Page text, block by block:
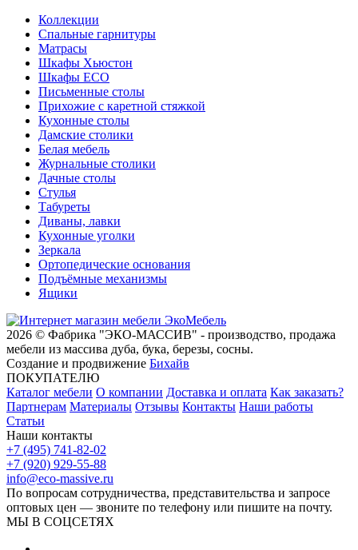
Коллекции
Спальные гарнитуры
Матрасы
Шкафы Хьюстон
Шкафы ECO
Письменные столы
Прихожие с каретной стяжкой
Кухонные столы
Дамские столики
Белая мебель
Журнальные столики
Дачные столы
Стулья
Табуреты
Диваны, лавки
Кухонные уголки
Зеркала
Ортопедические основания
Подъёмные механизмы
Ящики
2026 © Фабрика "ЭКО-МАССИВ" - производство, продажа
мебели из массива дуба, бука, березы, сосны.
Создание и продвижение Бихайв
ПОКУПАТЕЛЮ
Каталог мебели О компании Доставка и оплата Как заказать?
Партнерам Материалы Отзывы Контакты Наши работы
Статьи
Наши контакты
+7 (495) 741-82-02
+7 (920) 929-55-88
info@eco-massive.ru
По вопросам сотрудничества, представи­тельства и запросе
оптовых цен — звоните по телефону или пишите на почту.
МЫ В СОЦСЕТЯХ